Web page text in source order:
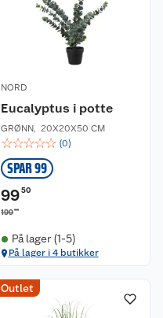
NORD
Eucalyptus i potte
GRØNN, 20X20X50 CM
☆☆☆☆☆ (0)
SPAR 99
9950
19900
På lager (1-5)
På lager i 4 butikker
Outlet